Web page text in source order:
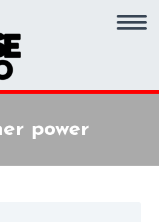
power